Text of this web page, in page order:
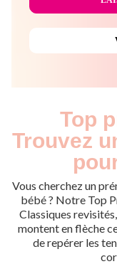
Top
Trouvez
Vous cherchez un
bébé ? Notre Top
Classiques
montent en flèche
de repérer les